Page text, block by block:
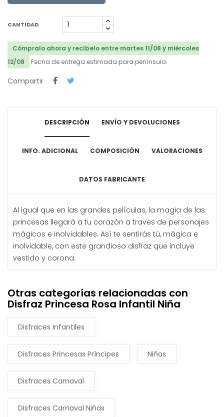
CANTIDAD
Cómpralo ahora y recíbelo entre martes 11/08 y miércoles
12/08
Fecha de entrega estimada para península.
Compartir
DESCRIPCIÓN ENVÍO Y DEVOLUCIONES
INFO. ADICIONAL COMPOSICIÓN VALORACIONES
DATOS FABRICANTE
Al igual que en las grandes películas, la magia de las
princesas llegará a tu corazón a traves de personajes
mágicos e inolvidables. Así te sentirás tú, mágica e
inolvidable, con este grandioso disfraz que incluye
vestido y corona.
Otras categorías relacionadas con
Disfraz Princesa Rosa Infantil Niña
Disfraces Infantiles
Disfraces Princesas Príncipes Niñas
Disfraces Carnaval
Disfraces Carnaval Niñas